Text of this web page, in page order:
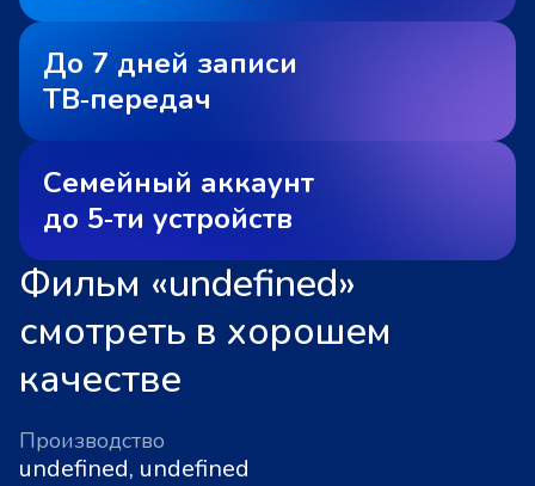
До 7 дней записи
ТВ‑передач
Семейный аккаунт
до 5‑ти устройств
Фильм «undefined»
смотреть в хорошем
качестве
Производство
undefined, undefined